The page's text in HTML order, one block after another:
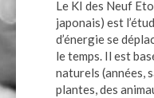
Le KI des Neuf
japonais) est
d’énergie se
le temps. Il est
naturels (années,
plantes, des